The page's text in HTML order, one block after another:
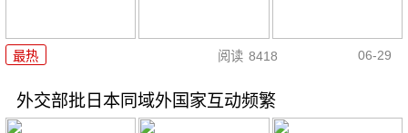
最热 阅读 8418 06-29
外交部批日本同域外国家互动频繁